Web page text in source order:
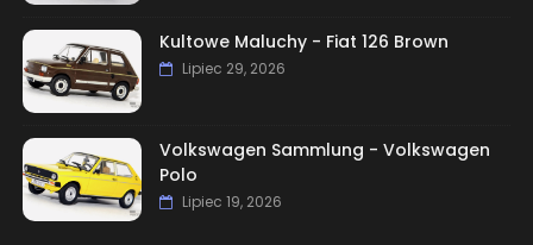
Kultowe Maluchy - Fiat 126 Brown
Lipiec 29, 2026
Volkswagen Sammlung - Volkswagen
Polo
Lipiec 19, 2026